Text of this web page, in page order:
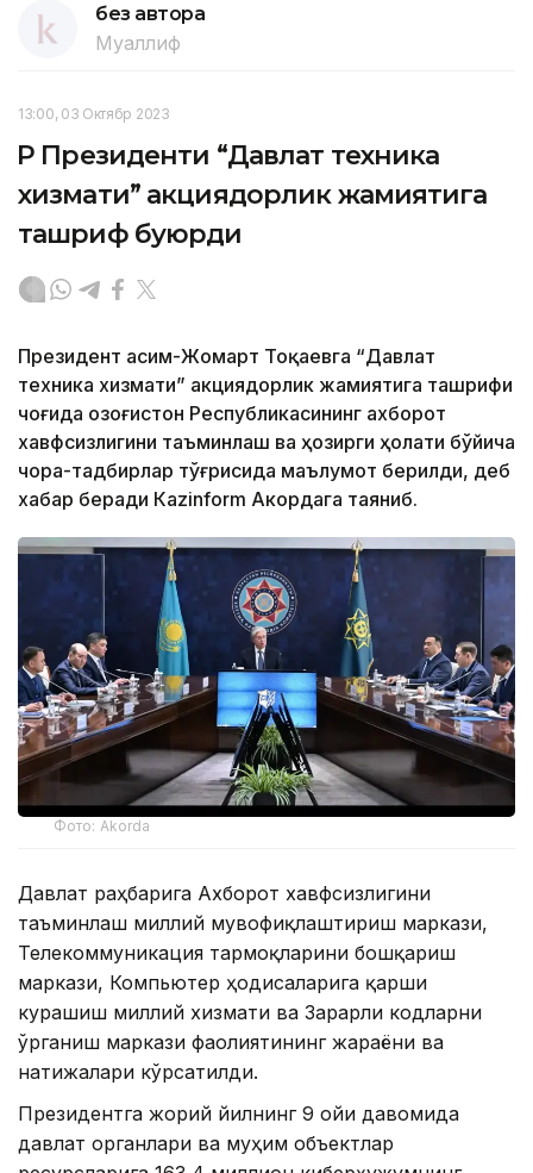
без автора
Муаллиф
13:00, 03 Октябр 2023
ҚР Президенти “Давлат техника
хизмати” акциядорлик жамиятига
ташриф буюрди
Президент Қасим-Жомарт Тоқаевга “Давлат
техника хизмати” акциядорлик жамиятига ташрифи
чоғида Қозоғистон Республикасининг ахборот
хавфсизлигини таъминлаш ва ҳозирги ҳолати бўйича
чора-тадбирлар тўғрисида маълумот берилди, деб
хабар беради Каzinform Акордага таяниб.
Фото: Akorda
Давлат раҳбарига Ахборот хавфсизлигини
таъминлаш миллий мувофиқлаштириш маркази,
Телекоммуникация тармоқларини бошқариш
маркази, Компьютер ҳодисаларига қарши
курашиш миллий хизмати ва Зарарли кодларни
ўрганиш маркази фаолиятининг жараёни ва
натижалари кўрсатилди.
Президентга жорий йилнинг 9 ойи давомида
давлат органлари ва муҳим объектлар